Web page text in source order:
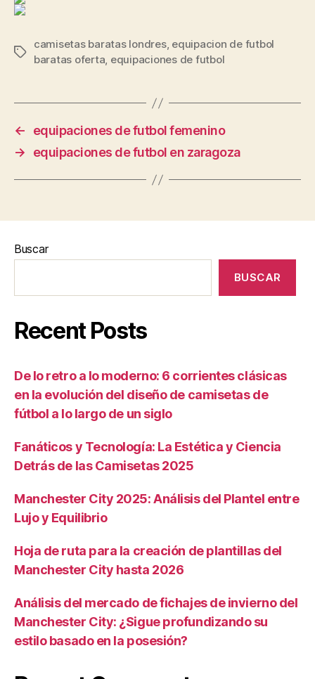
Etiquetas
camisetas baratas londres, equipacion de futbol
baratas oferta, equipaciones de futbol
←
equipaciones de futbol femenino
→
equipaciones de futbol en zaragoza
Buscar
BUSCAR
Recent Posts
De lo retro a lo moderno: 6 corrientes clásicas
en la evolución del diseño de camisetas de
fútbol a lo largo de un siglo
Fanáticos y Tecnología: La Estética y Ciencia
Detrás de las Camisetas 2025
Manchester City 2025: Análisis del Plantel entre
Lujo y Equilibrio
Hoja de ruta para la creación de plantillas del
Manchester City hasta 2026
Análisis del mercado de fichajes de invierno del
Manchester City: ¿Sigue profundizando su
estilo basado en la posesión?